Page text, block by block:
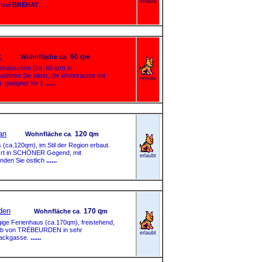
BRÉHAT erlaubt
Wohnfläche ca 60 qm
(ca. 60 qm) in
Sie allein, die Wohnräume mit
für 1 ......
erlaubt
Wohnfläche ca 120 qm
im Stil der Region erbaut.
in SCHÖNER Gegend, mit
Sie östlich ......
erlaubt
Wohnfläche ca 170 qm
Ferienhaus (ca.170qm), freistehend,
TRÉBEURDEN in sehr
......
erlaubt